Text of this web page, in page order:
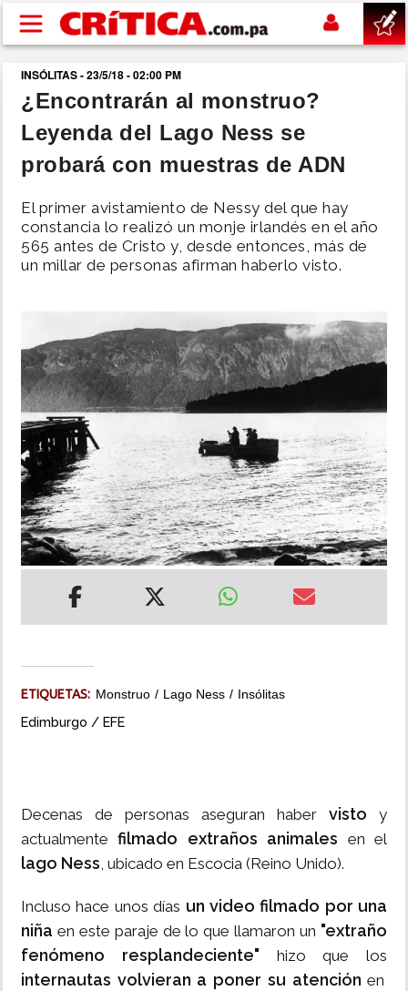
Pasar al contenido principal
buscar
SUCESOS
POLÍTICA
DEPORTES
MUNDO
INSÓLITAS
MULTIMEDIA
IMPRESO
INSÓLITAS - 23/5/18 - 02:00 PM
¿Encontrarán al monstruo?
Leyenda del Lago Ness se
probará con muestras de ADN
El primer avistamiento de Nessy del que hay
constancia lo realizó un monje irlandés en el año
565 antes de Cristo y, desde entonces, más de
un millar de personas afirman haberlo visto.
ETIQUETAS: Monstruo Lago Ness Insólitas
Edimburgo / EFE
Decenas de personas aseguran haber visto y
actualmente filmado extraños animales en el
lago Ness, ubicado en Escocia (Reino Unido).
Incluso hace unos días un video filmado por una
niña en este paraje de lo que llamaron un "extraño
fenómeno resplandeciente" hizo que los
internautas volvieran a poner su atenciónen